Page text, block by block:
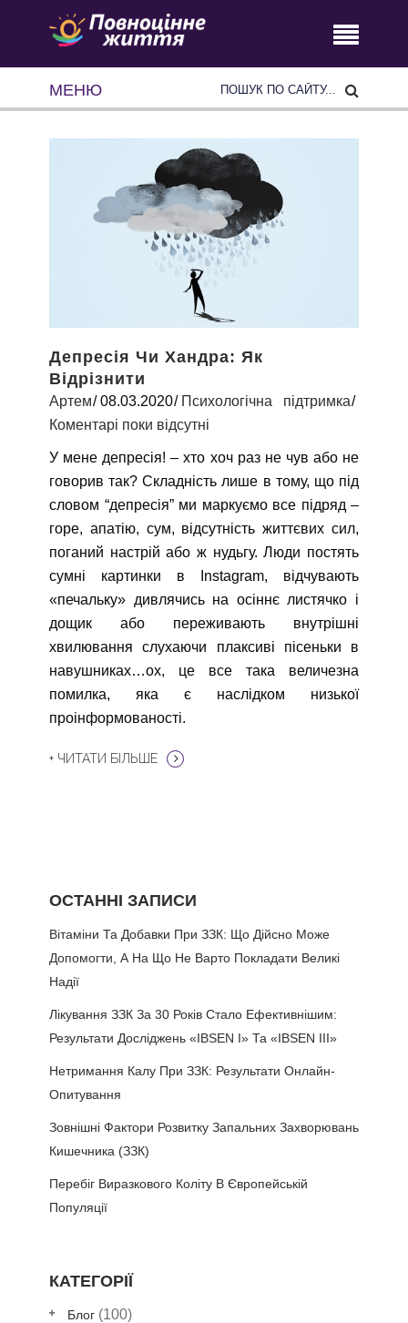
МЕНЮ
Депресія Чи Хандра: Як
Відрізнити
Артем 08.03.2020
Психологічна підтримка
Коментарі поки відсутні
У мене депресія! – хто хоч раз не чув або не
говорив так? Складність лише в тому, що під
словом “депресія” ми маркуємо все підряд –
горе, апатію, сум, відсутність життєвих сил,
поганий настрій або ж нудьгу. Люди постять
сумні картинки в Instagram, відчувають
«печальку» дивлячись на осіннє листячко і
дощик або переживають внутрішні
хвилювання слухаючи плаксиві пісеньки в
навушниках…ох, це все така величезна
помилка, яка є наслідком низької
проінформованості.
+ ЧИТАТИ БІЛЬШЕ
ОСТАННІ ЗАПИСИ
Вітаміни Та Добавки При ЗЗК: Що Дійсно Може
Допомогти, А На Що Не Варто Покладати Великі
Надії
Лікування ЗЗК За 30 Років Стало Ефективнішим:
Результати Досліджень «IBSEN I» Та «IBSEN III»
Нетримання Калу При ЗЗК: Результати Онлайн-
Опитування
Зовнішні Фактори Розвитку Запальних Захворювань
Кишечника (ЗЗК)
Перебіг Виразкового Коліту В Європейській
Популяції
КАТЕГОРІЇ
Блог (100)